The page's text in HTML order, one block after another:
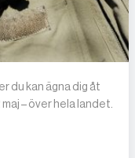
du kan ägna dig åt
– över hela landet.